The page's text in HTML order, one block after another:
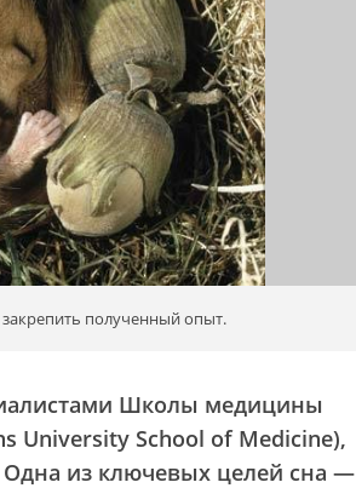
полученный опыт.
Школы медицины
University School of Medicine),
из ключевых целей сна —